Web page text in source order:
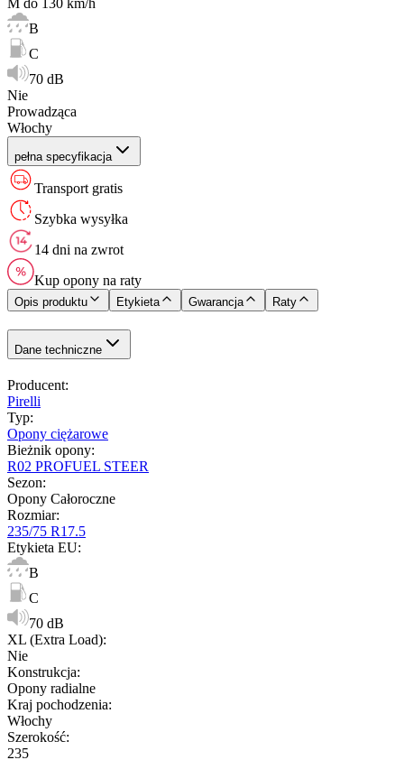
B
C
70 dB
Nie
Prowadząca
Włochy
pełna specyfikacja
Transport gratis
Szybka wysyłka
14 dni na zwrot
Kup opony na raty
Opis produktu Etykieta Gwarancja Raty
Dane techniczne
Producent:
Pirelli
Typ:
Opony ciężarowe
Bieżnik opony:
R02 PROFUEL STEER
Sezon:
Opony Całoroczne
Rozmiar:
235/75 R17.5
Etykieta EU:
B
C
70 dB
XL (Extra Load):
Nie
Konstrukcja:
Opony radialne
Kraj pochodzenia:
Włochy
Szerokość:
235